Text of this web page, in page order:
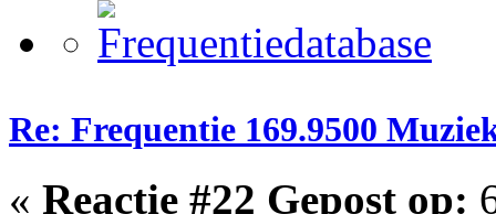
Re: Frequentie 169.9500
« Reactie #22 Gepost op: